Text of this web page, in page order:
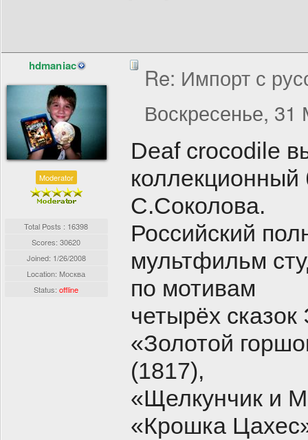
hdmaniac
Moderator
Total Posts : 16398
Scores: 30620
Joined: 1/26/2008
Location: Москва
Status:offline
Re: Импорт с
Воскресенье,
Deaf crocodile
С.Соколова.
Российский
мультфильм
по мотивам
четырёх
«Золотой
(1817),
«Щелкунчик и
«Крошка